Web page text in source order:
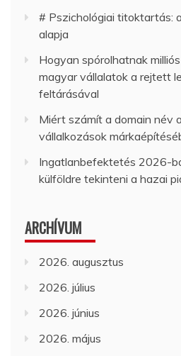
# Pszichológiai titoktartás:
alapja
Hogyan spórolhatnak
magyar vállalatok a rejtett
feltárásával
Miért számít a domain név
vállalkozások
Ingatlanbefektetés 2026-
külföldre tekinteni a hazai
ARCHÍVUM
2026. augusztus
2026. július
2026. június
2026. május